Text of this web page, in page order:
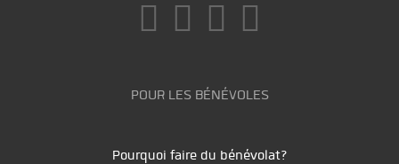
POUR LES BÉNÉVOLES
Pourquoi faire du bénévolat?